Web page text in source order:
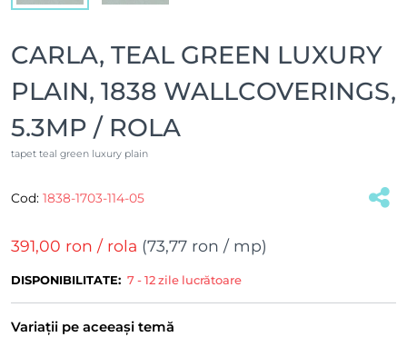
CARLA, TEAL GREEN LUXURY
PLAIN, 1838 WALLCOVERINGS,
5.3MP / ROLA
tapet teal green luxury plain
Cod: 1838-1703-114-05
391,00 ron / rola (73,77 ron / mp)
DISPONIBILITATE: 7 - 12 zile lucrătoare
Variații pe aceeași temă